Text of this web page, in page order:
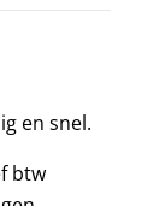
en snel.
btw